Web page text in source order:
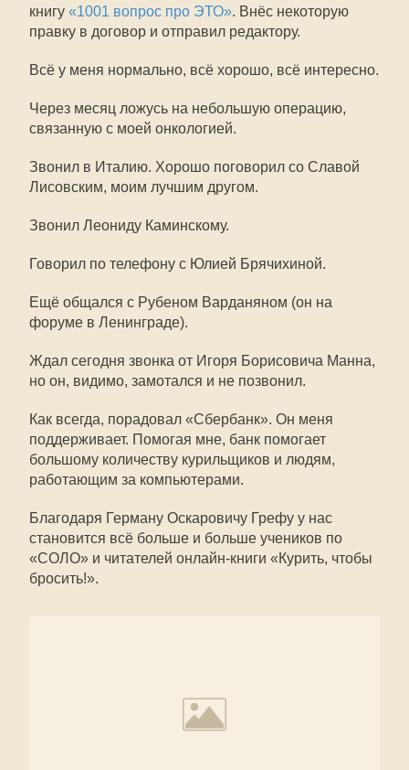
книгу «1001 вопрос про ЭТО». Внёс некоторую
правку в договор и отправил редактору.
Всё у меня нормально, всё хорошо, всё интересно.
Через месяц ложусь на небольшую операцию,
связанную с моей онкологией.
Звонил в Италию. Хорошо поговорил со Славой
Лисовским, моим лучшим другом.
Звонил Леониду Каминскому.
Говорил по телефону с Юлией Брячихиной.
Ещё общался с Рубеном Варданяном (он на
форуме в Ленинграде).
Ждал сегодня звонка от Игоря Борисовича Манна,
но он, видимо, замотался и не позвонил.
Как всегда, порадовал «Сбербанк». Он меня
поддерживает. Помогая мне, банк помогает
большому количеству курильщиков и людям,
работающим за компьютерами.
Благодаря Герману Оскаровичу Грефу у нас
становится всё больше и больше учеников по
«СОЛО» и читателей онлайн-книги «Курить, чтобы
бросить!».